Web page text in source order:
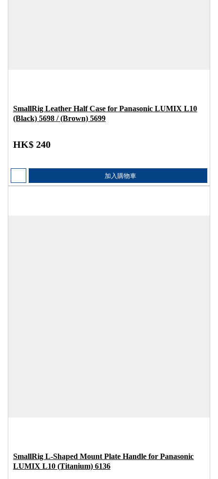
SmallRig Leather Half Case for Panasonic LUMIX L10
(Black) 5698 / (Brown) 5699
HK$ 240
加入購物車
SmallRig L-Shaped Mount Plate Handle for Panasonic
LUMIX L10 (Titanium) 6136